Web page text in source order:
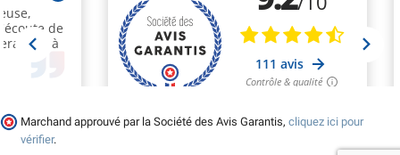
Marchand approuvé par la Société des Avis Garantis, cliquez ici pour
vérifier.